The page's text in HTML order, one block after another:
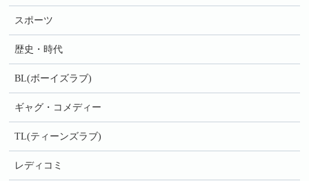
スポーツ
歴史・時代
BL(ボーイズラブ)
ギャグ・コメディー
TL(ティーンズラブ)
レディコミ